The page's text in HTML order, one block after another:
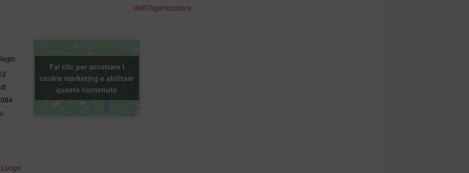
dell'Organizzatore
Fai clic per accettare i
cookie marketing e abilitare
questo contenuto